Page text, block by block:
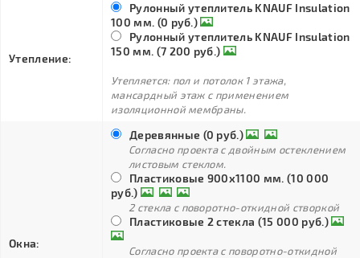
Утепление:
Рулонный утеплитель KNAUF Insulation
100 мм. (0 руб.)
Рулонный утеплитель KNAUF Insulation
150 мм. (7 200 руб.)
Утепляется: пол и потолок 1 этажа,
мансардный этаж с применением
изоляционной мембраны.
Окна:
Деревянные (0 руб.)
Согласно проекта с двойным остеклением
листовым стеклом.
Пластиковые 900х1100 мм. (10 000
руб.)
2 стекла с поворотно-откидной створкой
Пластиковые 2 стекла (15 000 руб.)
Согласно проекта с поворотно-откидной